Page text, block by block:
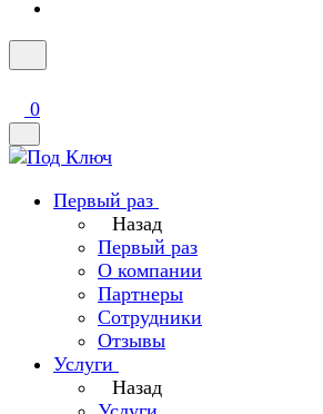
0
Первый раз
Назад
Первый раз
О компании
Партнеры
Сотрудники
Отзывы
Услуги
Назад